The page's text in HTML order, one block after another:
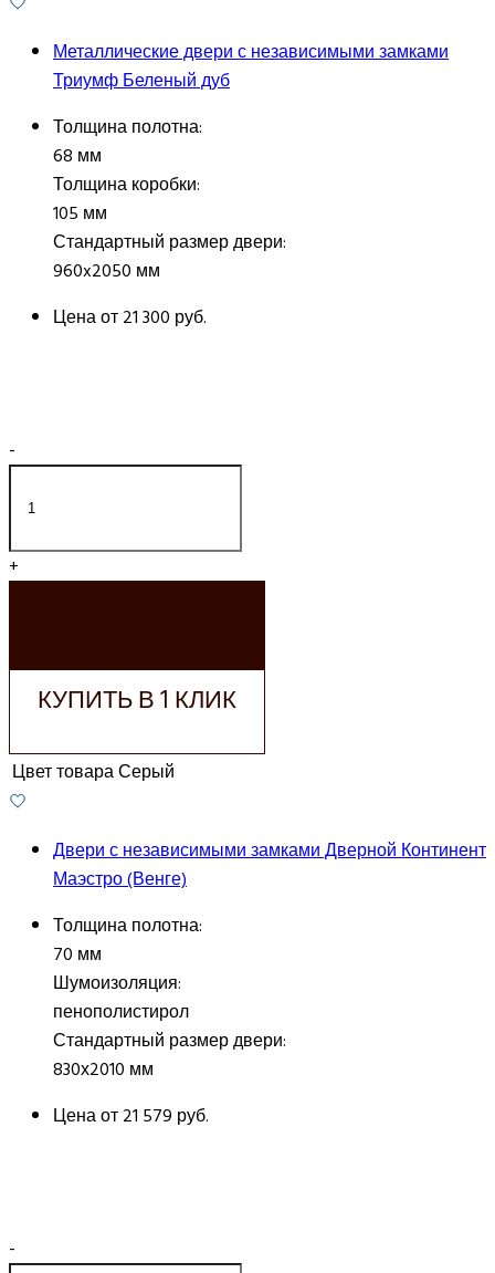
Металлические двери с независимыми замками
Триумф Беленый дуб
Толщина полотна:
68 мм
Толщина коробки:
105 мм
Стандартный размер двери:
960x2050 мм
Цена от21 300 руб.
-
+
КУПИТЬ В 1 КЛИК
Цвет товараСерый
Двери с независимыми замками Дверной Континент
Маэстро (Венге)
Толщина полотна:
70 мм
Шумоизоляция:
пенополистирол
Стандартный размер двери:
830х2010 мм
Цена от21 579 руб.
-